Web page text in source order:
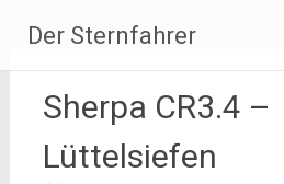
Inhalt
springen
Der Sternfahrer
Sherpa CR3.4 –
Lüttelsiefen